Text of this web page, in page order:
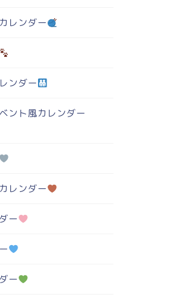
レンダー
ンダー
ント風カレンダー
レンダー
ー
ー